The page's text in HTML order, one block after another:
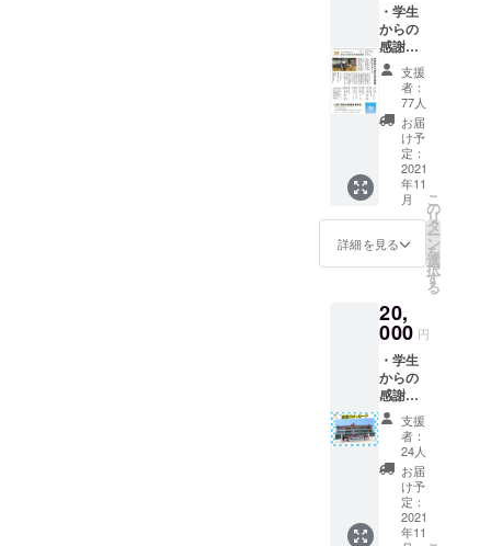
・学生
からの
感謝
メッ
セージ
カード
・学校
創立75
周年記
念広報
誌（A3
両面印
刷1枚、
郵送）
・本プ
業報告
書（郵
送） ・
学校創
立75周
年記念
写真集
（A4冊
子、郵
送）
支援
者：
77人
お届
け予
定：
2021
年11
月
詳細を見る
こ
の
リ
タ
ー
ン
を
選
択
す
る
20,
000 円
・学生
からの
感謝
メッ
セージ
カード
・学校
創立75
周年記
念広報
誌（A3
支援
者：
24人
お届
け予
定：
2021
年11